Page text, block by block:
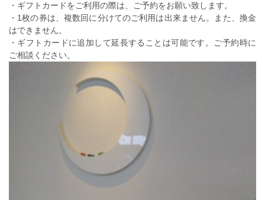
・ギフトカードをご利用の際は、ご予約をお願い致します。
・1枚の券は、複数回に分けてのご利用は出来ません。また、換金
はできません。
・ギフトカードに追加して延長することは可能です。ご予約時に
ご相談ください。